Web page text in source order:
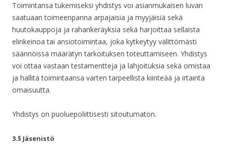
Toimintansa tukemiseksi yhdistys voi asianmukaisen luvan
saatuaan toimeenpanna arpajaisia ja myyjäisiä sekä
huutokauppoja ja rahankeräyksiä sekä harjoittaa sellaista
elinkeinoa tai ansiotoimintaa, joka kytkeytyy välittömästi
säännöissä määrätyn tarkoituksen toteuttamiseen. Yhdistys
voi ottaa vastaan testamentteja ja lahjoituksia sekä omistaa
ja hallita toimintaansa varten tarpeellista kiinteää ja irtainta
omaisuutta.
Yhdistys on puoluepoliittisesti sitoutumaton.
3.§ Jäsenistö